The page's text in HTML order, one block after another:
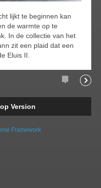
lijkt te beginnen kan
de warmte op te
In de collectie van het
zit een plaid dat een
Eluis II.
Comments
Version
Framework